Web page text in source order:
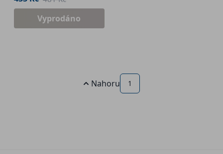
Vyprodáno
Nahoru 1